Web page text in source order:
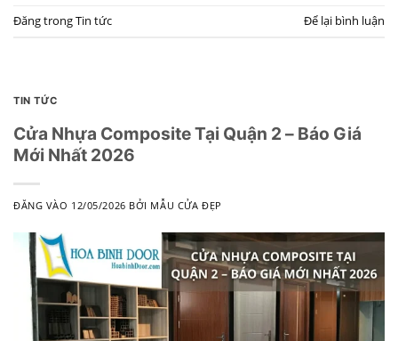
Đăng trongTin tức Để lại bình luận
TIN TỨC
Cửa Nhựa Composite Tại Quận 2 – Báo Giá
Mới Nhất 2026
ĐĂNG VÀO 12/05/2026 BỞI MẪU CỬA ĐẸP